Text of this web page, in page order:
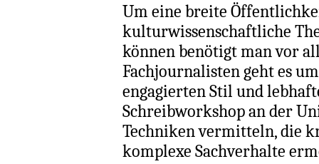
Um eine breite
kulturwissenschaftliche
können benötigt man vor
Fachjournalisten geht es
engagierten Stil und
Schreibworkshop an der
Techniken vermitteln, die
komplexe Sachverhalte